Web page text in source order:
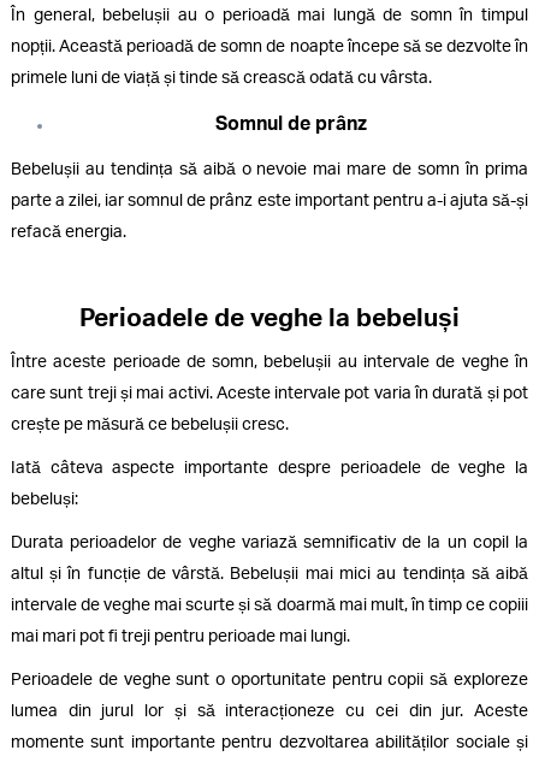
În general, bebelușii au o perioadă mai lungă de somn în timpul
nopții. Această perioadă de somn de noapte începe să se dezvolte în
primele luni de viață și tinde să crească odată cu vârsta.
Somnul de prânz
Bebelușii au tendința să aibă o nevoie mai mare de somn în prima
parte a zilei, iar somnul de prânz este important pentru a-i ajuta să-și
refacă energia.
Perioadele de veghe la bebeluși
Între aceste perioade de somn, bebelușii au intervale de veghe în
care sunt treji și mai activi. Aceste intervale pot varia în durată și pot
crește pe măsură ce bebelușii cresc.
Iată câteva aspecte importante despre perioadele de veghe la
bebeluși:
Durata perioadelor de veghe variază semnificativ de la un copil la
altul și în funcție de vârstă. Bebelușii mai mici au tendința să aibă
intervale de veghe mai scurte și să doarmă mai mult, în timp ce copiii
mai mari pot fi treji pentru perioade mai lungi.
Perioadele de veghe sunt o oportunitate pentru copii să exploreze
lumea din jurul lor și să interacționeze cu cei din jur. Aceste
momente sunt importante pentru dezvoltarea abilităților sociale și